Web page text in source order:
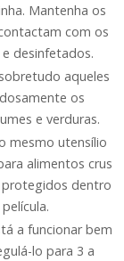
Mantenha os
com os
desinfetados.
aqueles
os
e verduras.
mesmo utensílio
alimentos crus
protegidos dentro
a funcionar bem
lo para 3 a